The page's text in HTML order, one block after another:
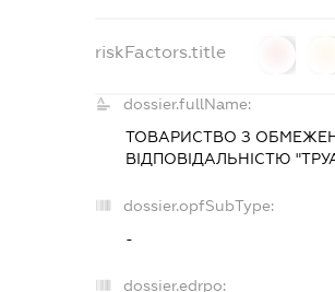
riskFactors.title
dossier.fullName:
ТОВАРИСТВО З
ВІДПОВІДАЛЬНІСТЮ
dossier.opfSubType:
-
dossier.edrpo: